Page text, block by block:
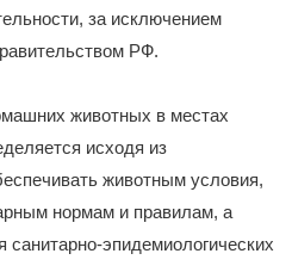
за исключением
РФ.
животных в местах
исходя из
животным условия,
нормам и правилам, а
эпидемиологических